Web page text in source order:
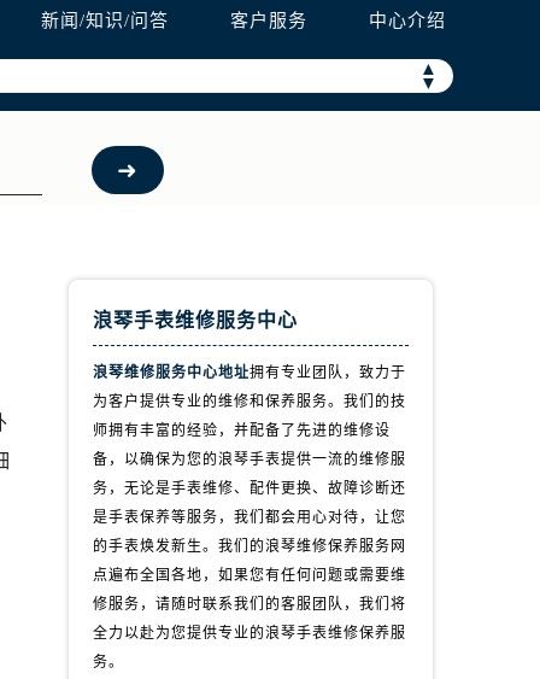
新闻/知识/问答 客户服务 中心介绍
▲
▼
浪琴手表维修服务中心
浪琴维修服务中心地址拥有专业团队，致力于
为客户提供专业的维修和保养服务。我们的技
师拥有丰富的经验，并配备了先进的维修设
备，以确保为您的浪琴手表提供一流的维修服
务，无论是手表维修、配件更换、故障诊断还
是手表保养等服务，我们都会用心对待，让您
的手表焕发新生。我们的浪琴维修保养服务网
点遍布全国各地，如果您有任何问题或需要维
修服务，请随时联系我们的客服团队，我们将
全力以赴为您提供专业的浪琴手表维修保养服
务。